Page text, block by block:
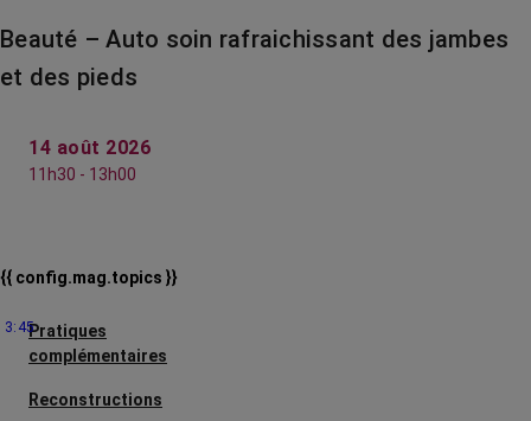
Beauté – Auto soin rafraichissant des jambes
et des pieds
14 août 2026
11h30 - 13h00
{{ config.mag.topics }}
Pratiques
complémentaires
Reconstructions
3:45